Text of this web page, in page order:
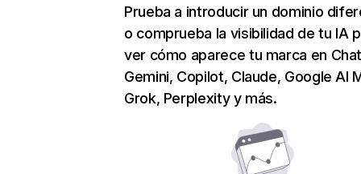
Prueba a introducir un dominio
o comprueba la visibilidad de tu IA
ver cómo aparece tu marca en
Gemini, Copilot, Claude, Google AI
Grok, Perplexity y más.